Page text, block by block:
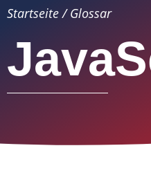
Startseite/Glossar